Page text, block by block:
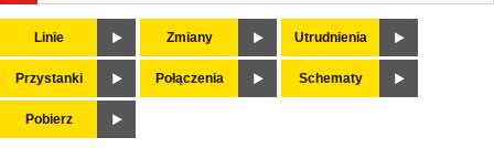
Linie Zmiany Utrudnienia
Przystanki Połączenia Schematy
Pobierz